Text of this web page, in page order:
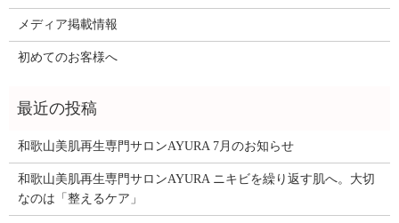
メディア掲載情報
初めてのお客様へ
和歌山美肌再生専門サロンAYURA 7月のお知らせ
和歌山美肌再生専門サロンAYURA ニキビを繰り返す肌へ。大切
なのは「整えるケア」